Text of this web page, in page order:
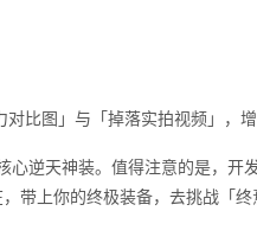
比图」与「掉落实拍视频」，增
心逆天神装。值得注意的是，开
带上你的终极装备，去挑战「